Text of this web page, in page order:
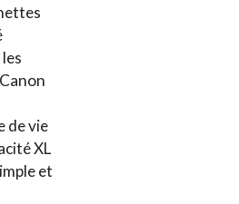
de vie
XL
et